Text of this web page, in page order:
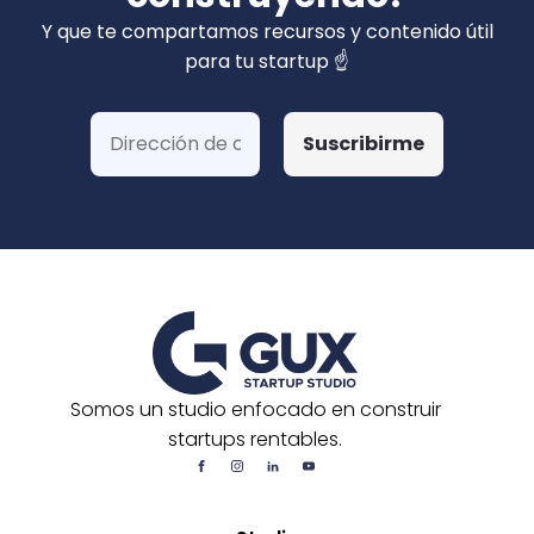
privados). Hemos ganado más de 15 fondos
de Corfo y 3 Startups Chile, además de otras
postulaciones o convocatorias.
Y que te compartamos recursos y contenido útil
para tu startup ☝️
Somos un studio enfocado en construir
startups rentables.